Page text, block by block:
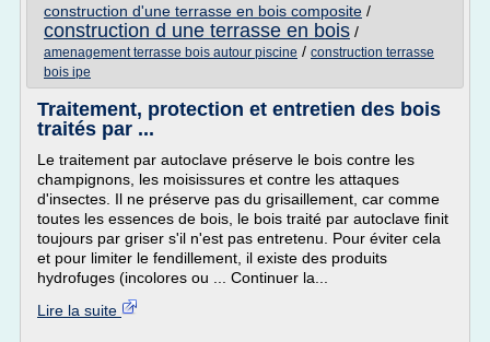
construction d'une terrasse en bois composite /
construction d une terrasse en bois /
amenagement terrasse bois autour piscine / construction terrasse
bois ipe
Traitement, protection et entretien des bois
traités par ...
Le traitement par autoclave préserve le bois contre les
champignons, les moisissures et contre les attaques
d'insectes. Il ne préserve pas du grisaillement, car comme
toutes les essences de bois, le bois traité par autoclave finit
toujours par griser s'il n'est pas entretenu. Pour éviter cela
et pour limiter le fendillement, il existe des produits
hydrofuges (incolores ou ... Continuer la...
Lire la suite